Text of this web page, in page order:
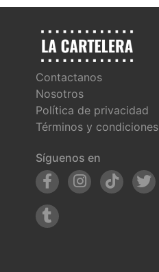
Contactanos
Nosotros
Política de privacidad
Términos y condiciones
Síguenos en